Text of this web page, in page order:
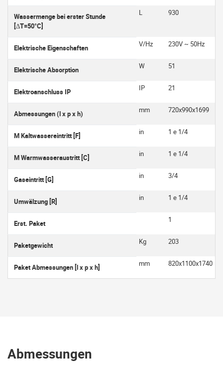
Wassermenge bei erster Stunde
[ΔT=50°C]
L 930
Elektrische Eigenschaften V/Hz 230V ~ 50Hz
Elektrische Absorption W 51
Elektroanschluss IP IP 21
Abmessungen (l x p x h) mm 720x990x1699
M Kaltwassereintritt [F] in 1 e 1/4
M Warmwasseraustritt [C] in 1 e 1/4
Gaseintritt [G] in 3/4
Umwälzung [R] in 1 e 1/4
Erst. Paket 1
Paketgewicht Kg 203
Paket Abmessungen [l x p x h] mm 820x1100x1740
Abmessungen